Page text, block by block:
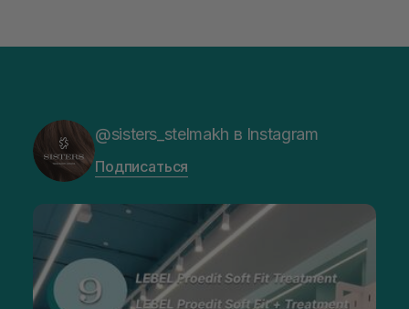
@sisters_stelmakh в Instagram
Подписаться